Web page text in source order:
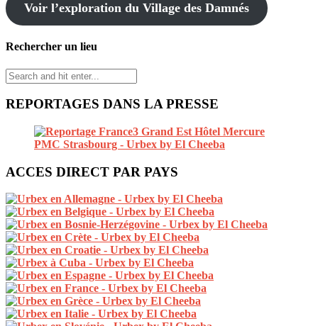
Voir l’exploration du Village des Damnés
Rechercher un lieu
REPORTAGES DANS LA PRESSE
ACCES DIRECT PAR PAYS